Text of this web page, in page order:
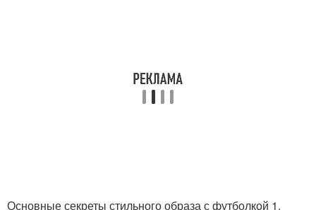
Основные секреты стильного образа с футболкой 1.